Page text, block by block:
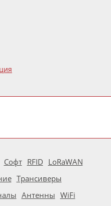
Софт RFID LoRaWAN
Трансиверы
Антенны WiFi